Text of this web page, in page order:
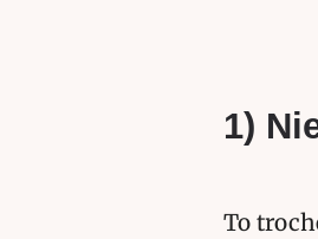
1)
To